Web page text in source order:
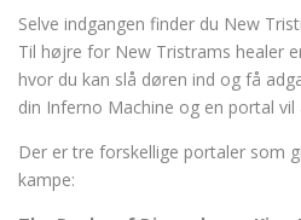
Selve indgangen finder du New
Til højre for New Tristrams healer
hvor du kan slå døren ind og få
din Inferno Machine og en portal vil
Der er tre forskellige portaler som
kampe: